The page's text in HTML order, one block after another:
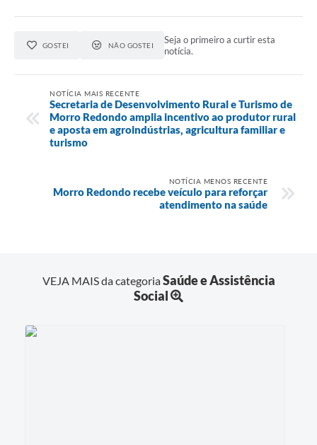
GOSTEI NÃO GOSTEI
Seja o primeiro a curtir esta
notícia.
NOTÍCIA MAIS RECENTE
Secretaria de Desenvolvimento Rural e Turismo de
Morro Redondo amplia incentivo ao produtor rural
e aposta em agroindústrias, agricultura familiar e
turismo
NOTÍCIA MENOS RECENTE
Morro Redondo recebe veículo para reforçar
atendimento na saúde
VEJA MAIS da categoriaSaúde e Assistência
Social